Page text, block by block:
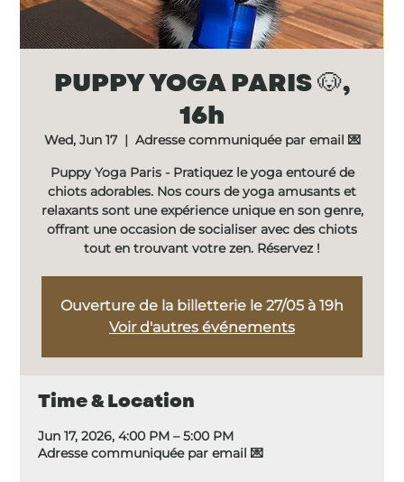
PUPPY YOGA PARIS 🐶,
16h
Wed, Jun 17
  |
Adresse communiquée par email 💌
Puppy Yoga Paris - Pratiquez le yoga entouré de
chiots adorables. Nos cours de yoga amusants et
relaxants sont une expérience unique en son genre,
offrant une occasion de socialiser avec des chiots
tout en trouvant votre zen. Réservez !
Ouverture de la billetterie le 27/05 à 19h
Voir d'autres événements
Time & Location
Jun 17, 2026, 4:00 PM – 5:00 PM
Adresse communiquée par email 💌